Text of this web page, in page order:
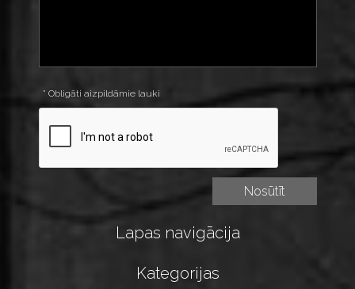
* Obligāti aizpildāmie lauki
Lapas navigācija
Kategorijas